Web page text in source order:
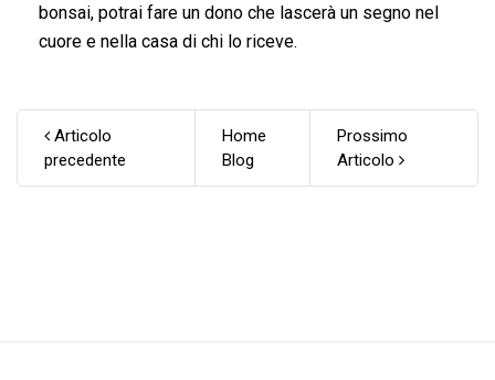
bonsai, potrai fare un dono che lascerà un segno nel
cuore e nella casa di chi lo riceve.
Articolo
precedente
Home
Blog
Prossimo
Articolo